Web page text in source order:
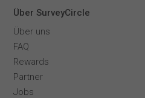
Über SurveyCircle
Über uns
FAQ
Rewards
Partner
Jobs